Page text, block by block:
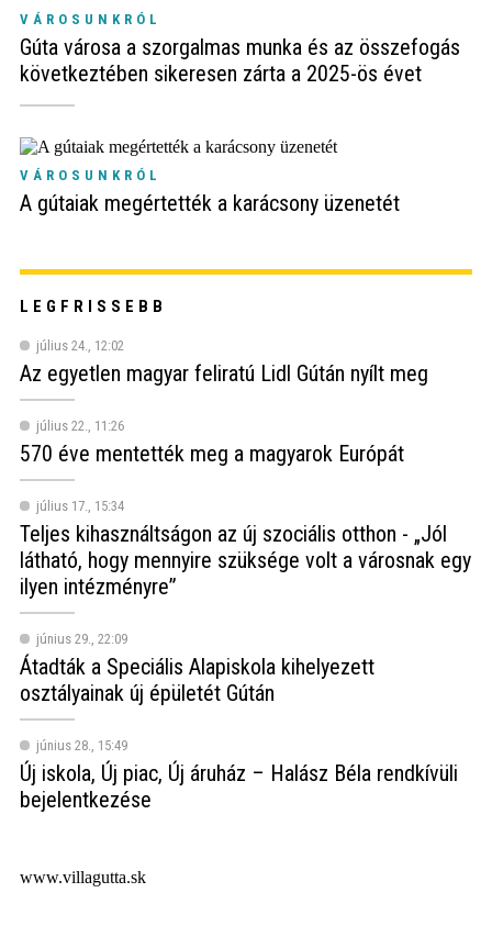
VÁROSUNKRÓL
Gúta városa a szorgalmas munka és az összefogás
következtében sikeresen zárta a 2025-ös évet
VÁROSUNKRÓL
A gútaiak megértették a karácsony üzenetét
LEGFRISSEBB
július 24., 12:02
Az egyetlen magyar feliratú Lidl Gútán nyílt meg
július 22., 11:26
570 éve mentették meg a magyarok Európát
július 17., 15:34
Teljes kihasználtságon az új szociális otthon - „Jól
látható, hogy mennyire szüksége volt a városnak egy
ilyen intézményre”
június 29., 22:09
Átadták a Speciális Alapiskola kihelyezett
osztályainak új épületét Gútán
június 28., 15:49
Új iskola, Új piac, Új áruház – Halász Béla rendkívüli
bejelentkezése
www.villagutta.sk